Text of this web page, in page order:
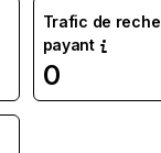
Trafic de
payant
0